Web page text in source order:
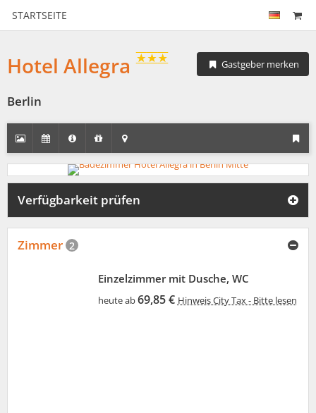
STARTSEITE
Hotel Allegra Gastgeber merken
Berlin
Verfügbarkeit prüfen
Zimmer 2
Einzelzimmer mit Dusche, WC
heute ab69,85 € Hinweis City Tax - Bitte lesen